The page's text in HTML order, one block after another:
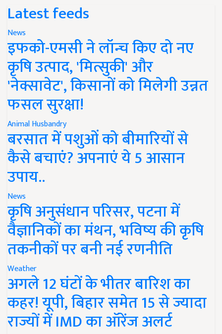
Latest feeds
News
इफको-एमसी ने लॉन्च किए दो नए
कृषि उत्पाद, 'मित्सुकी' और
'नेक्सावेट', किसानों को मिलेगी उन्नत
फसल सुरक्षा!
Animal Husbandry
बरसात में पशुओं को बीमारियों से
कैसे बचाएं? अपनाएं ये 5 आसान
उपाय..
News
कृषि अनुसंधान परिसर, पटना में
वैज्ञानिकों का मंथन, भविष्य की कृषि
तकनीकों पर बनी नई रणनीति
Weather
अगले 12 घंटों के भीतर बारिश का
कहर! यूपी, बिहार समेत 15 से ज्यादा
राज्यों में IMD का ऑरेंज अलर्ट